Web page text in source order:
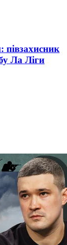
півзахисник
Ла Ліги